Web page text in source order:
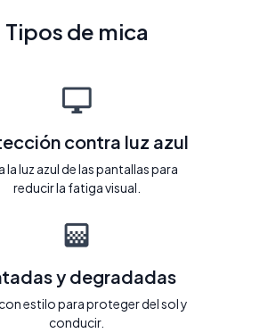
Tipos de mica
contra luz azul
la luz azul de las pantallas para
reducir la fatiga visual.
y degradadas
estilo para proteger del sol y
conducir.